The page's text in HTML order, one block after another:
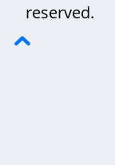
reserved.